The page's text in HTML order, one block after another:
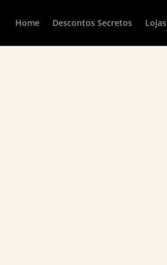
Home Descontos Secretos Lojas